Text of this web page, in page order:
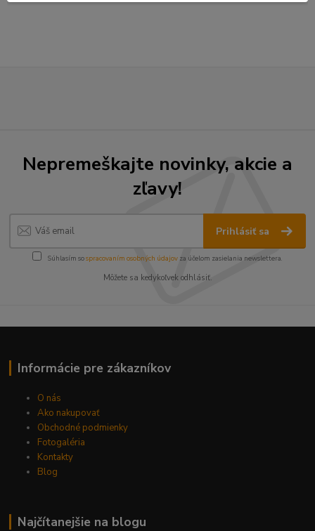
Nepremeškajte novinky, akcie a
zľavy!
Prihlásiť sa
Súhlasím sospracovaním osobných údajov za účelom zasielania newslettera.
Môžete sa kedykoľvek odhlásiť.
Informácie pre zákazníkov
O nás
Ako nakupovať
Obchodné podmienky
Fotogaléria
Kontakty
Blog
Najčítanejšie na blogu